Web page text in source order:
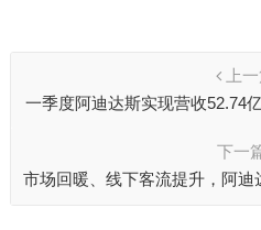
上
一季度阿迪达斯实现营收52.74
下一
市场回暖、线下客流提升，阿